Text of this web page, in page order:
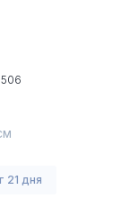
21 дня